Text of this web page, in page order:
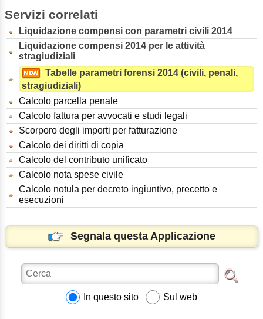
Servizi correlati
Liquidazione compensi con parametri civili 2014
Liquidazione compensi 2014 per le attività
stragiudiziali
Tabelle parametri forensi 2014 (civili, penali,
stragiudiziali)
Calcolo parcella penale
Calcolo fattura per avvocati e studi legali
Scorporo degli importi per fatturazione
Calcolo dei diritti di copia
Calcolo del contributo unificato
Calcolo nota spese civile
Calcolo notula per decreto ingiuntivo, precetto e
esecuzioni
Segnala questa Applicazione
In questo sito Sul web